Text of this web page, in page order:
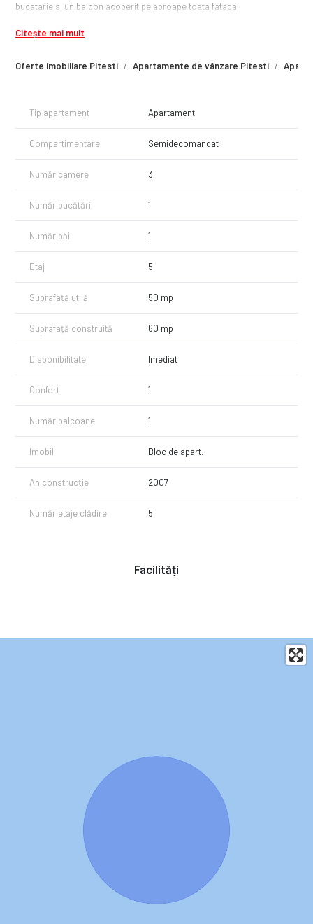
Oferte imobiliare Pitesti Apartamente de vânzare Pitesti
bucatarie si un balcon acoperit pe aproape toata fatada
si finisaje moderne! Acesta este amplasat la etajul 5 din 5, fiind o
Imobilul este situat intr-o zona ravnita a orasului(LIDL Banat), avand
toate facilitatile la indemana (hypermarket, linii de transport, scoli,
viziona impreuna imobilul!
Agentia AZURA Imobiliare ofera COMISION 0% spre vanzare si
consiliere de finantare!
Citește mai mult
Tip apartament Apartament
Compartimentare Semidecomandat
Număr camere 3
Număr bucătării 1
Număr băi 1
Etaj 5
Suprafață utilă 50 mp
Suprafață construită 60 mp
Disponibilitate Imediat
Confort 1
Număr balcoane 1
Imobil Bloc de apart.
An construcție 2007
Număr etaje clădire 5
Facilități